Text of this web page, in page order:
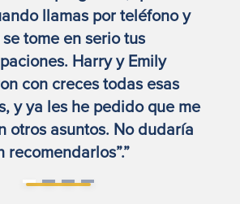
llamas por teléfono y
tome en serio tus
Harry y Emily
con creces todas esas
y ya les he pedido que me
otros asuntos. No dudaría
recomendarlos”.”